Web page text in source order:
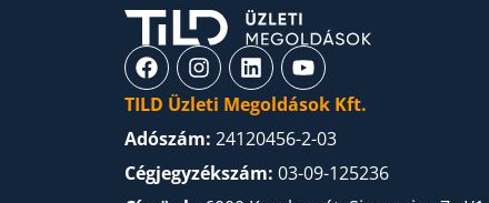
TILD Üzleti Megoldások Kft.
Adószám: 24120456-2-03
Cégjegyzékszám: 03-09-125236